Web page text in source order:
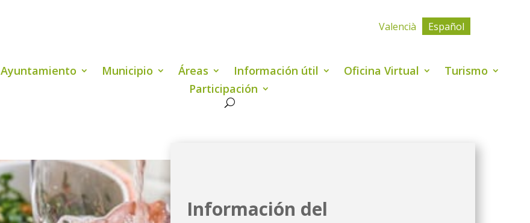
Valencià Español
Ayuntamiento Municipio Áreas Información útil Oficina Virtual
Turismo
Participación
Información del